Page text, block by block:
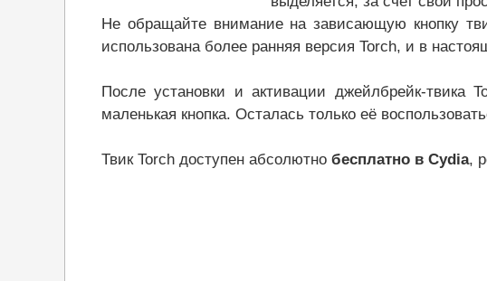
Не обращайте внимание на зависающую кнопку
использована более ранняя версия Torch, и в
После установки и активации джейлбрейк-твика
маленькая кнопка. Осталась только её
Твик Torch доступен абсолютно бесплатно в Cydia,